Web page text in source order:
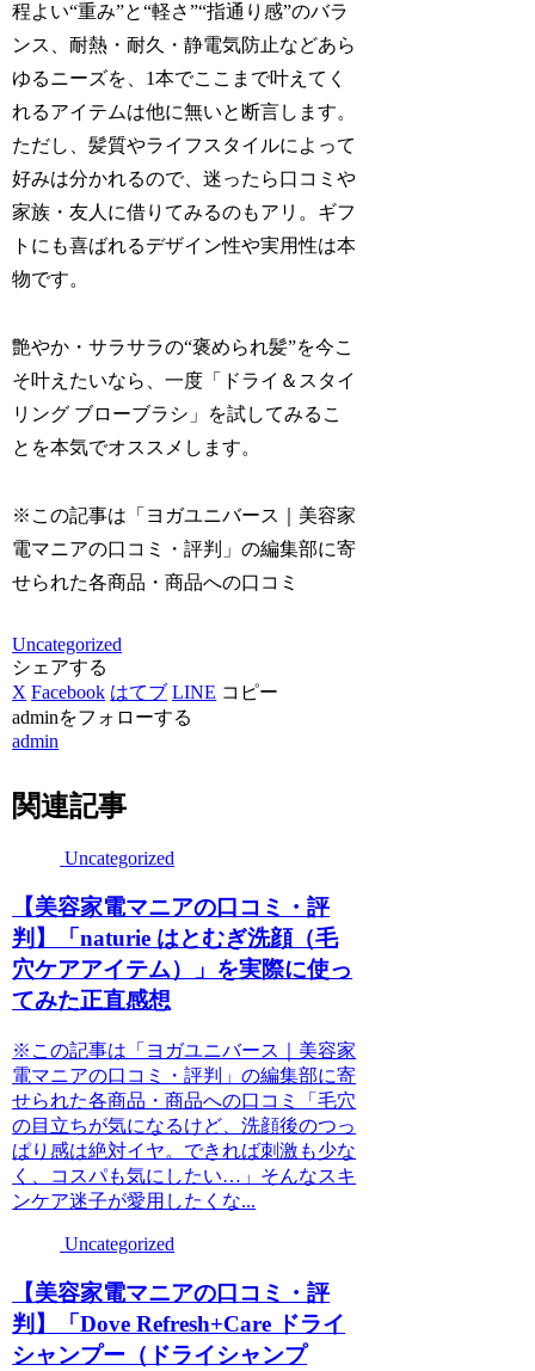
程よい“重み”と“軽さ”“指通り感”のバラ
ンス、耐熱・耐久・静電気防止などあら
ゆるニーズを、1本でここまで叶えてく
れるアイテムは他に無いと断言します。
ただし、髪質やライフスタイルによって
好みは分かれるので、迷ったら口コミや
家族・友人に借りてみるのもアリ。ギフ
トにも喜ばれるデザイン性や実用性は本
物です。
艶やか・サラサラの“褒められ髪”を今こ
そ叶えたいなら、一度「ドライ＆スタイ
リング ブローブラシ」を試してみるこ
とを本気でオススメします。
※この記事は「ヨガユニバース｜美容家
電マニアの口コミ・評判」の編集部に寄
せられた各商品・商品への口コミ
Uncategorized
シェアする
X Facebook はてブ LINE コピー
adminをフォローする
admin
関連記事
Uncategorized
【美容家電マニアの口コミ・評
判】「naturie はとむぎ洗顔（毛
穴ケアアイテム）」を実際に使っ
てみた正直感想
※この記事は「ヨガユニバース｜美容家
電マニアの口コミ・評判」の編集部に寄
せられた各商品・商品への口コミ「毛穴
の目立ちが気になるけど、洗顔後のつっ
ぱり感は絶対イヤ。できれば刺激も少な
く、コスパも気にしたい…」そんなスキ
ンケア迷子が愛用したくな...
Uncategorized
【美容家電マニアの口コミ・評
判】「Dove Refresh+Care ドライ
シャンプー（ドライシャンプ